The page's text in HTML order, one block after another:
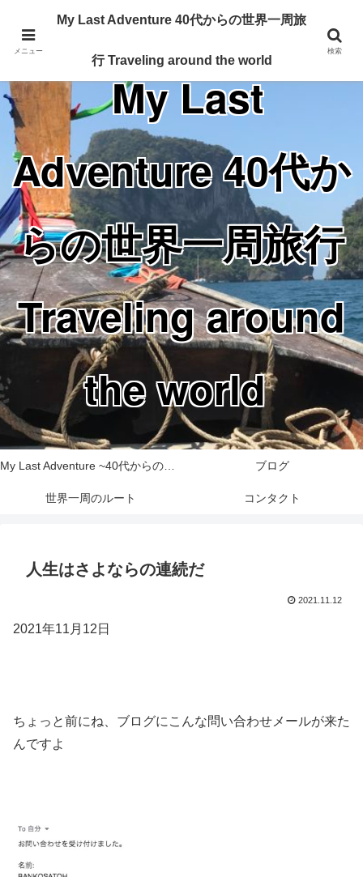
Traveling around the world from my 40's
My Last
Adventure 40代か
らの世界一周旅行
Traveling around
the world
My Last Adventure ~40代からの世界一周旅行記~ ブログ
世界一周のルート コンタクト
人生はさよならの連続だ
2021.11.12
2021年11月12日
ちょっと前にね、ブログにこんな問い合わせメールが来た
んですよ
メニュー
My Last Adventure 40代からの世界一周旅
行 Traveling around the world
検索